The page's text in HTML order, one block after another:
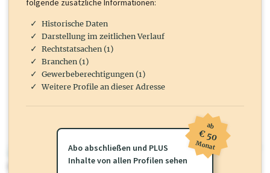
wirtschaft.at PLUS
Für dieses Profil gibt es zusätzlichewirtschaft.at PLUS Inhalte
Historische Daten
Darstellung im zeitlichen Verlauf
Rechtstatsachen (1)
Branchen (1)
Gewerbeberechtigungen (1)
Weitere Profile an dieser Adresse
Abo abschließen und PLUS
Inhalte von allen Profilen sehen
ab
€ 50
Monat